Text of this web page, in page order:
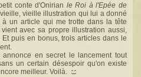
conte d'Onirian le Roi à l'Epée de
vieille illustration qui lui a donné
un article qui me trotte dans la tête
avec sa propre illustration aussi,
Et puis en bonus, trois articles dans le
en secret le lancement tout
un certain désespoir qu'on existe
meilleur. Voilà.